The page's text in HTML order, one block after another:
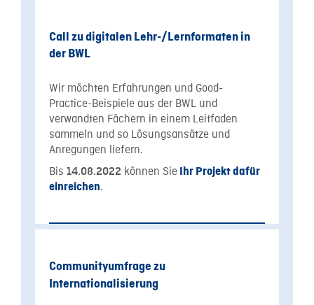
Call zu digitalen Lehr-/Lernformaten in
der BWL
Wir möchten Erfahrungen und Good-
Practice-Beispiele aus der BWL und
verwandten Fächern in einem Leitfaden
sammeln und so Lösungsansätze und
Anregungen liefern.
Bis 14.08.2022 können Sie Ihr Projekt dafür
einreichen.
Communityumfrage zu
Internationalisierung